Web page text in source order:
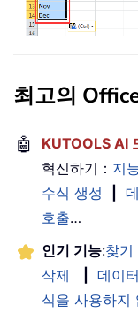
최고의
🤖 KUTOOLS AI
혁신하기： 지
수식 생성
호출…
인기 기능:찾기
삭제
데이
식을 사용하지